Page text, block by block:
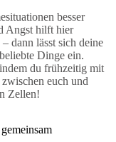
besser
Angst hilft hier
dann lässt sich deine
Dinge ein.
du frühzeitig mit
euch und
Zellen!